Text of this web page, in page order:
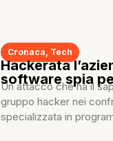
Cronaca, Tech
Hackerata
software spia
Un attacco che ha il
gruppo hacker nei
specializzata in